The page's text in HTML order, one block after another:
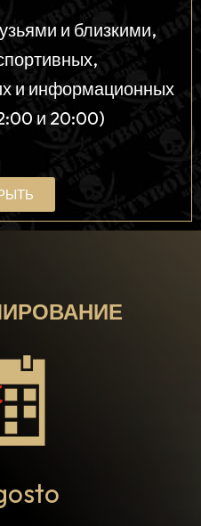
и близкими,
и информационных
и 20:00)